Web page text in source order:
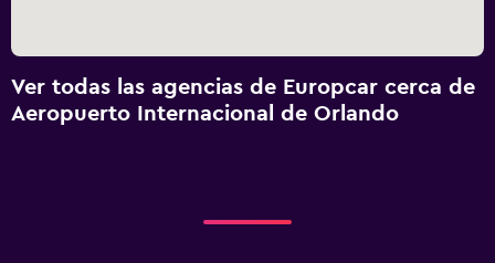
Ver todas las agencias de Europcar cerca de
Aeropuerto Internacional de Orlando